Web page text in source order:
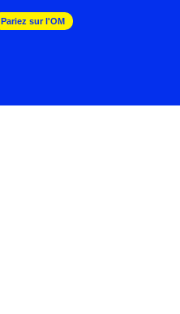
Pariez sur l'OM